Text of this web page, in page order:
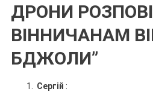
ДРОНИ
ВІННИЧАНАМ
БДЖОЛИ”
Сергій :